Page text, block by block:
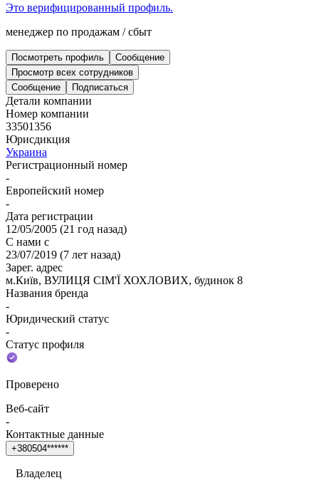
Это верифицированный профиль.
менеджер по продажам /сбыт
Посмотреть профиль
Сообщение
Просмотр всех сотрудников
Сообщение
Подписаться
Детали компании
Номер компании
33501356
Юрисдикция
Украина
Регистрационный номер
-
Европейский номер
-
Дата регистрации
12/05/2005 (21 год назад)
С нами с
23/07/2019 (7 лет назад)
Зарег. адрес
м.Київ, ВУЛИЦЯ СІМ'Ї ХОХЛОВИХ, будинок 8
Названия бренда
-
Юридический статус
-
Статус профиля
Проверено
Веб-сайт
-
Контактные данные
+380504******
Владелец